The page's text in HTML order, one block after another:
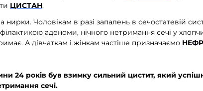
ЦИСТАН.
нирки. Чоловікам в разі запалень в сечостатевій
аденоми, нічного нетримання сечі у
А дівчаткам і жінкам частіше призначаємо
24 років був взимку сильний цистит, який
сечі.